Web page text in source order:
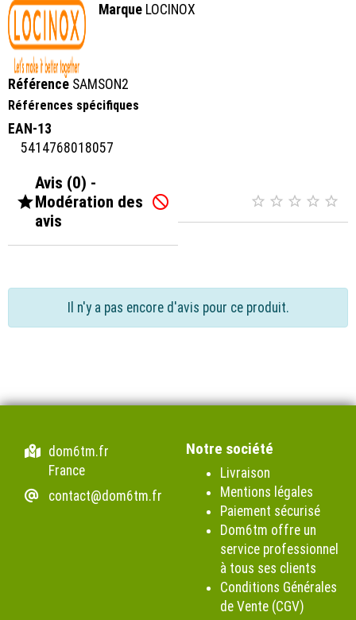
Marque LOCINOX
Référence SAMSON2
Références spécifiques
EAN-13
5414768018057

Avis (0) -
Modération des
avis
     
Il n'y a pas encore d'avis pour ce produit.
dom6tm.fr
France
contact@dom6tm.fr
Notre société
Livraison
Mentions légales
Paiement sécurisé
Dom6tm offre un
service professionnel
à tous ses clients
Conditions Générales
de Vente (CGV)